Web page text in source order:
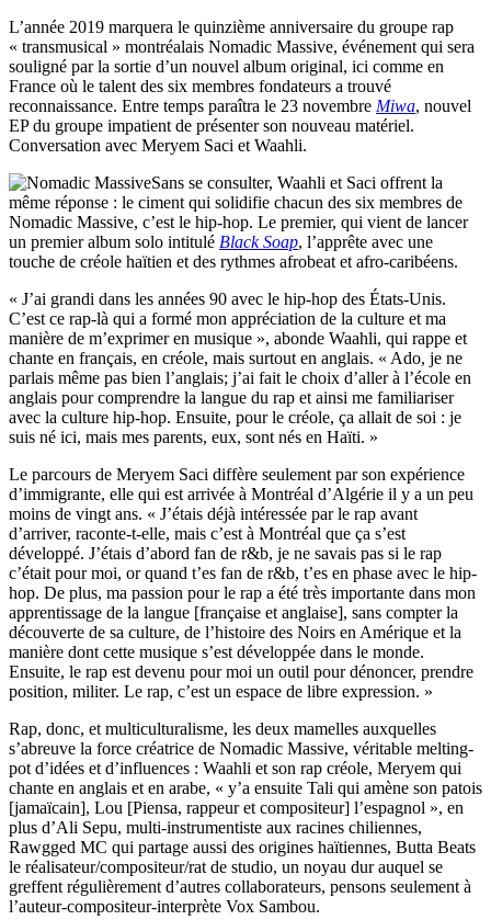
L’année 2019 marquera le quinzième anniversaire du groupe rap
« transmusical » montréalais Nomadic Massive, événement qui sera
souligné par la sortie d’un nouvel album original, ici comme en
France où le talent des six membres fondateurs a trouvé
reconnaissance. Entre temps paraîtra le 23 novembre Miwa, nouvel
EP du groupe impatient de présenter son nouveau matériel.
Conversation avec Meryem Saci et Waahli.
Sans se consulter, Waahli et Saci offrent la
même réponse : le ciment qui solidifie chacun des six membres de
Nomadic Massive, c’est le hip-hop. Le premier, qui vient de lancer
un premier album solo intitulé Black Soap, l’apprête avec une
touche de créole haïtien et des rythmes afrobeat et afro-caribéens.
« J’ai grandi dans les années 90 avec le hip-hop des États-Unis.
C’est ce rap-là qui a formé mon appréciation de la culture et ma
manière de m’exprimer en musique », abonde Waahli, qui rappe et
chante en français, en créole, mais surtout en anglais. « Ado, je ne
parlais même pas bien l’anglais; j’ai fait le choix d’aller à l’école en
anglais pour comprendre la langue du rap et ainsi me familiariser
avec la culture hip-hop. Ensuite, pour le créole, ça allait de soi : je
suis né ici, mais mes parents, eux, sont nés en Haïti. »
Le parcours de Meryem Saci diffère seulement par son expérience
d’immigrante, elle qui est arrivée à Montréal d’Algérie il y a un peu
moins de vingt ans. « J’étais déjà intéressée par le rap avant
d’arriver, raconte-t-elle, mais c’est à Montréal que ça s’est
développé. J’étais d’abord fan de r&b, je ne savais pas si le rap
c’était pour moi, or quand t’es fan de r&b, t’es en phase avec le hip-
hop. De plus, ma passion pour le rap a été très importante dans mon
apprentissage de la langue [française et anglaise], sans compter la
découverte de sa culture, de l’histoire des Noirs en Amérique et la
manière dont cette musique s’est développée dans le monde.
Ensuite, le rap est devenu pour moi un outil pour dénoncer, prendre
position, militer. Le rap, c’est un espace de libre expression. »
Rap, donc, et multiculturalisme, les deux mamelles auxquelles
s’abreuve la force créatrice de Nomadic Massive, véritable melting-
pot d’idées et d’influences : Waahli et son rap créole, Meryem qui
chante en anglais et en arabe, « y’a ensuite Tali qui amène son patois
[jamaïcain], Lou [Piensa, rappeur et compositeur] l’espagnol », en
plus d’Ali Sepu, multi-instrumentiste aux racines chiliennes,
Rawgged MC qui partage aussi des origines haïtiennes, Butta Beats
le réalisateur/compositeur/rat de studio, un noyau dur auquel se
greffent régulièrement d’autres collaborateurs, pensons seulement à
l’auteur-compositeur-interprète Vox Sambou.